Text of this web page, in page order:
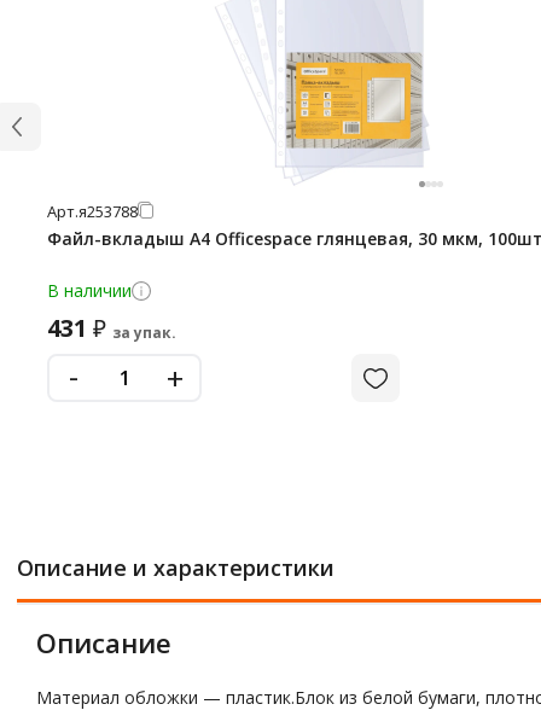
Арт.я253788
Файл-вкладыш А4 Officespace глянцевая, 30 мкм,
В наличии
431 ₽ за упак.
- +
Описание и характеристики
Описание
Материал обложки — пластик.Блок из белой бумаги,